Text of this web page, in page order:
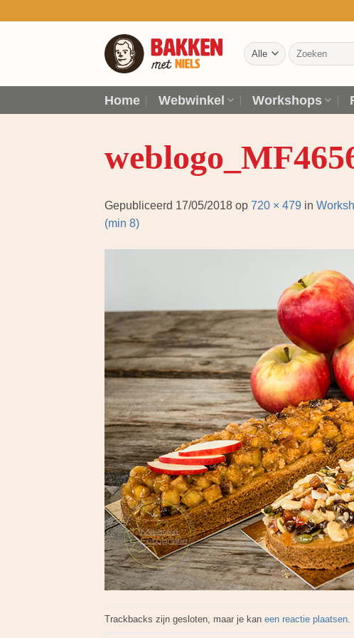
Zoeken
naar:
Home Webwinkel Workshops
Gepubliceerd 17/05/2018 op 720 × 479 in
(min 8)
Trackbacks zijn gesloten, maar je kan een reactie plaatsen.